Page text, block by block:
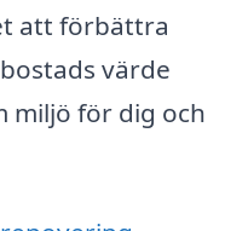
att förbättra
värde
miljö för dig och